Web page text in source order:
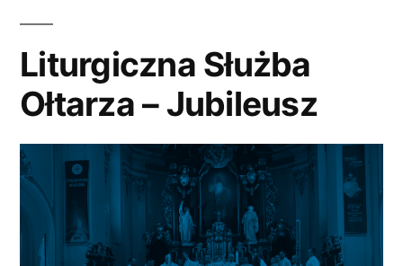
Liturgiczna Służba
Ołtarza – Jubileusz